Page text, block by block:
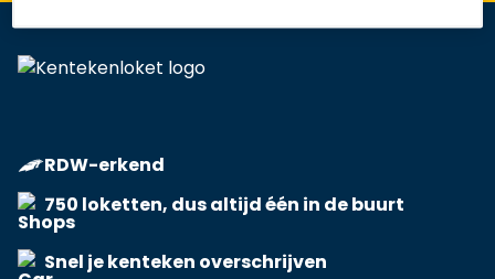
RDW-erkend
750 loketten, dus altijd één in de buurt
Snel je kenteken overschrijven